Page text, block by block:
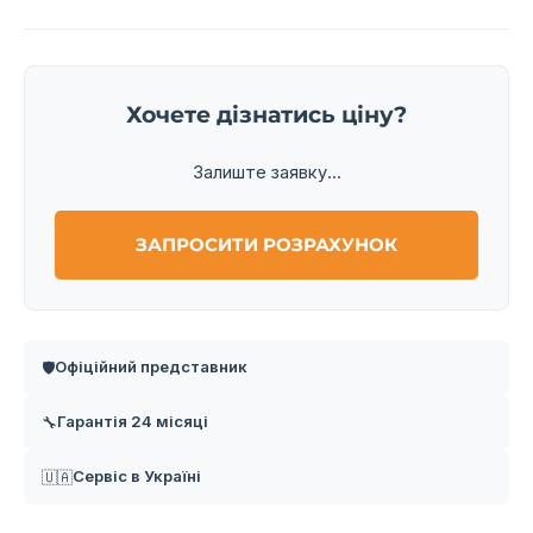
Хочете дізнатись ціну?
Залиште заявку...
ЗАПРОСИТИ РОЗРАХУНОК
🛡️Офіційний представник
🔧Гарантія 24 місяці
🇺🇦Сервіс в Україні